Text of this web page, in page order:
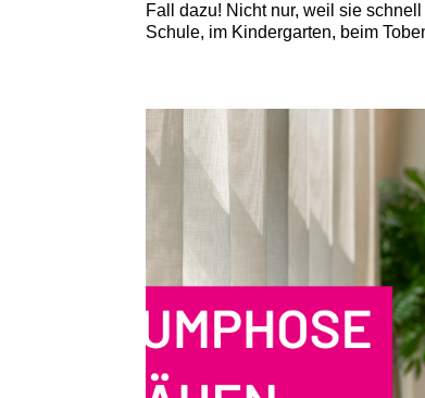
Fall dazu! Nicht nur, weil sie
Schule, im Kindergarten, beim